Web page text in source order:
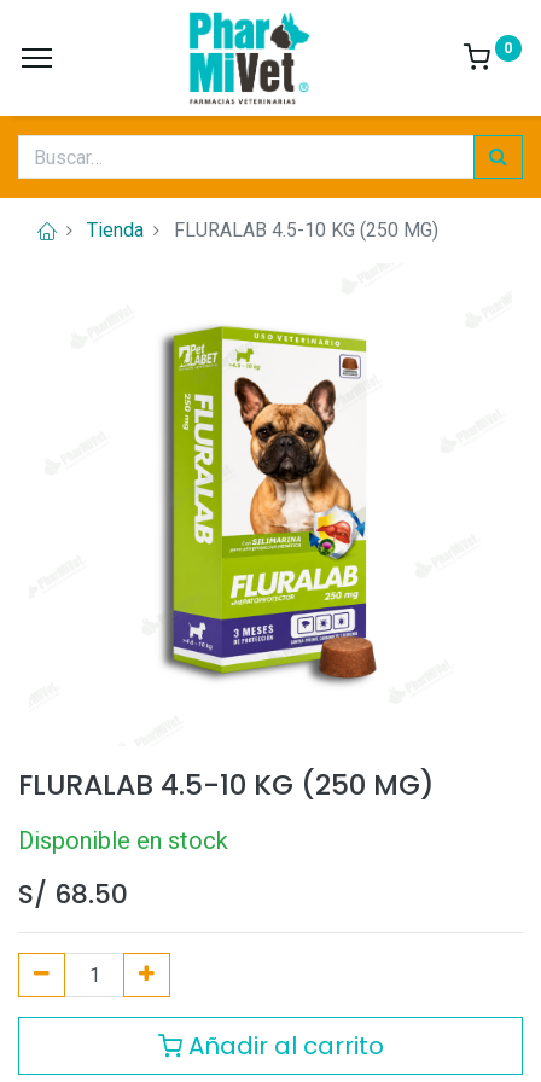
0
Tienda FLURALAB 4.5-10 KG (250 MG)
FLURALAB 4.5-10 KG (250 MG)
Disponible en stock
S/ 68.50
Añadir al carrito